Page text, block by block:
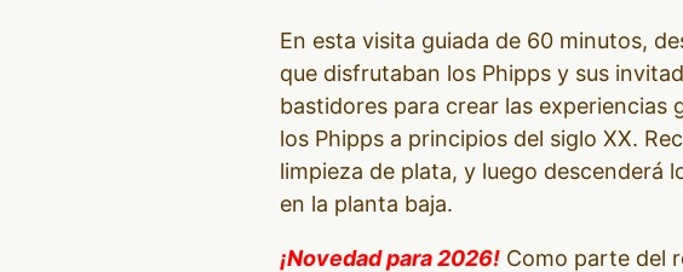
En esta visita guiada de 60 minutos,
que disfrutaban los Phipps y sus
bastidores para crear las experiencias
los Phipps a principios del siglo XX.
limpieza de plata, y luego descenderá
en la planta baja.
¡Novedad para 2026! Como parte del